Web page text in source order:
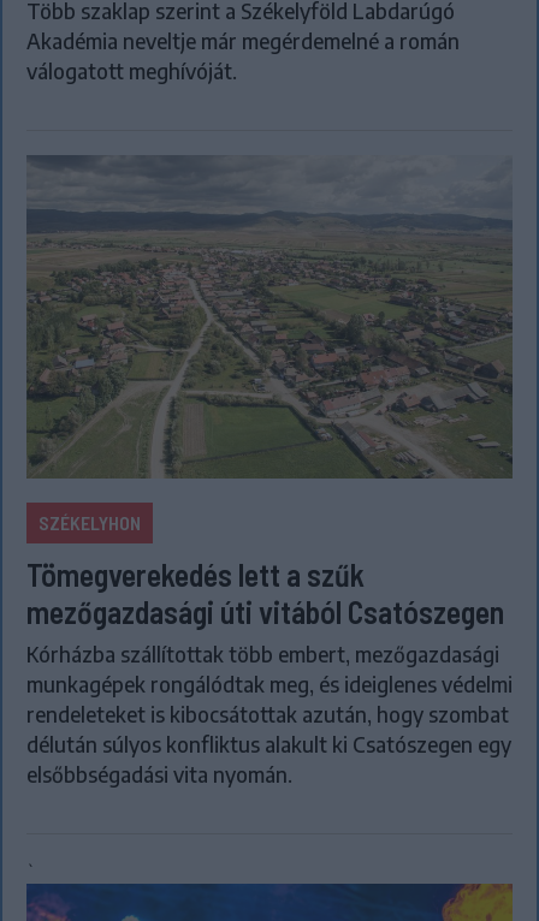
Több szaklap szerint a Székelyföld Labdarúgó
Akadémia neveltje már megérdemelné a román
válogatott meghívóját.
SZÉKELYHON
Tömegverekedés lett a szűk
mezőgazdasági úti vitából Csatószegen
Kórházba szállítottak több embert, mezőgazdasági
munkagépek rongálódtak meg, és ideiglenes védelmi
rendeleteket is kibocsátottak azután, hogy szombat
délután súlyos konfliktus alakult ki Csatószegen egy
elsőbbségadási vita nyomán.
`